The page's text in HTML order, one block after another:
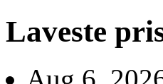
Laveste